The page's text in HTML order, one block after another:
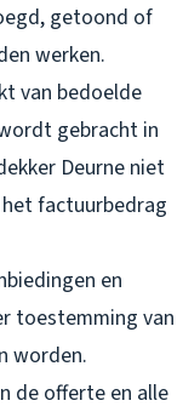
getoond of
werken.
van bedoelde
gebracht in
Deurne niet
factuurbedrag
en
toestemming van
worden.
de offerte en alle